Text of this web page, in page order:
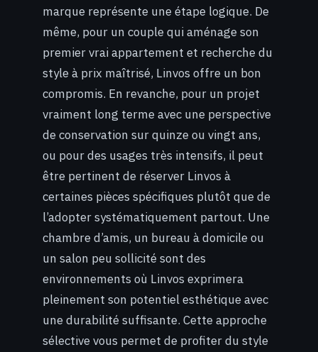
marque représente une étape logique. De
même, pour un couple qui aménage son
premier vrai appartement et recherche du
style à prix maîtrisé, Linvos offre un bon
compromis. En revanche, pour un projet
vraiment long terme avec une perspective
de conservation sur quinze ou vingt ans,
ou pour des usages très intensifs, il peut
être pertinent de réserver Linvos à
certaines pièces spécifiques plutôt que de
l’adopter systématiquement partout. Une
chambre d’amis, un bureau à domicile ou
un salon peu sollicité sont des
environnements où Linvos exprimera
pleinement son potentiel esthétique avec
une durabilité suffisante. Cette approche
sélective vous permet de profiter du style